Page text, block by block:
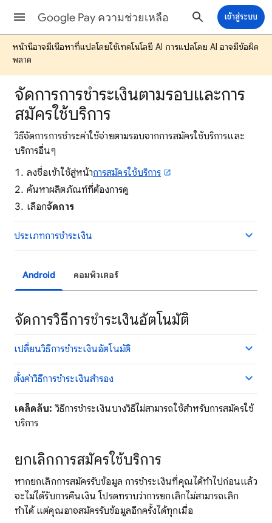
Google Pay ความช่วยเหลือ เข้าสู่ระบบ
หน้านี้อาจมีเนื้อหาที่แปลโดยใช้เทคโนโลยี AI การแปลโดย AI อาจมีข้อผิด
พลาด
จัดการการชำระเงินตามรอบและการ
สมัครใช้บริการ
วิธีจัดการการชำระค่าใช้จ่ายตามรอบจากการสมัครใช้บริการและ
บริการอื่นๆ
ลงชื่อเข้าใช้สู่หน้าการสมัครใช้บริการ
ค้นหาผลิตภัณฑ์ที่ต้องการดู
เลือกจัดการ
ประเภทการชำระเงิน
Android คอมพิวเตอร์
จัดการวิธีการชำระเงินอัตโนมัติ
เปลี่ยนวิธีการชำระเงินอัตโนมัติ
ตั้งค่าวิธีการชำระเงินสำรอง
เคล็ดลับ: วิธีการชำระเงินบางวิธีไม่สามารถใช้สำหรับการสมัครใช้
บริการ
ยกเลิกการสมัครใช้บริการ
หากยกเลิกการสมัครรับข้อมูล การชำระเงินที่คุณได้ทำไปก่อนแล้ว
จะไม่ได้รับการคืนเงิน โปรดทราบว่าการยกเลิกไม่สามารถเลิก
ทำได้ แต่คุณอาจสมัครรับข้อมูลอีกครั้งได้ทุกเมื่อ